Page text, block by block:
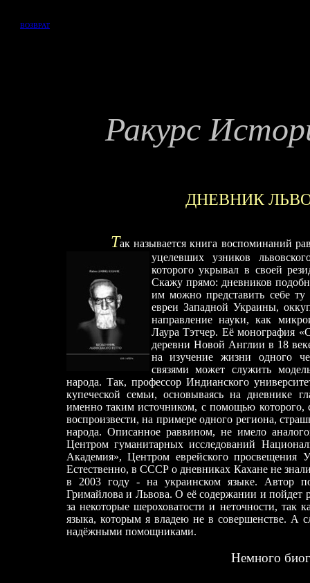
ВОЗВРАТ
Ракурс
ДНЕВНИК
Так называется книга воспоминаний
уцелевших узников
которого укрывал в своей
Скажу прямо: дневников
им можно представить себе
евреи Западной Украины,
направление науки, как
Лаура Тэтчер. Её монография
деревни Новой Англии в 18
на изучение жизни одного
связями может служить
народа. Так, профессор Индианского
купеческой семьи, основываясь на дневнике
именно таким источником, с помощью которого,
воспроизвести, на примере одного региона,
народа. Описанное раввином, не имело
Центром гуманитарных исследований
Академия», Центром еврейского
Естественно, в СССР о дневниках Кахане не
в 2003 году - на украинском языке. Автор
Гримайлова и Львова. О её содержании и пойдет
за некоторые шероховатости и неточности, так
языка, которым я владею не в совершенстве. А
надёжными помощниками.
Немного